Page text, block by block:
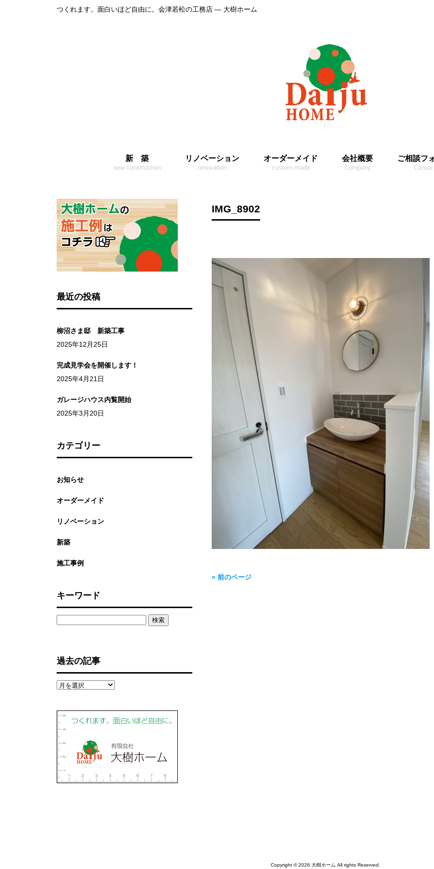
つくれます。面白いほど自由に。会津若松の工務店 ― 大樹ホーム
新 築
new construction
リノベーション
renovation
オーダーメイド
custom-made
会社概要
Company
ご相談フ
IMG_8902
« 前のページ
最近の投稿
柳沼さま邸 新築工事
2025年12月25日
完成見学会を開催します！
2025年4月21日
ガレージハウス内覧開始
2025年3月20日
カテゴリー
お知らせ
オーダーメイド
リノベーション
新築
施工事例
キーワード
過去の記事
過
の
記
事
Copyright © 2026 大樹ホーム All rights Reserved.